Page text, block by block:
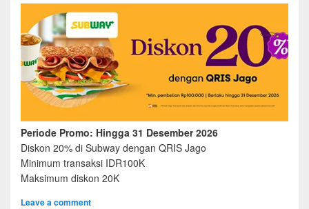
Periode Promo: Hingga 31 Desember 2026
Diskon 20% di Subway dengan QRIS Jago
Minimum transaksi IDR100K
Maksimum diskon 20K
Leave a comment